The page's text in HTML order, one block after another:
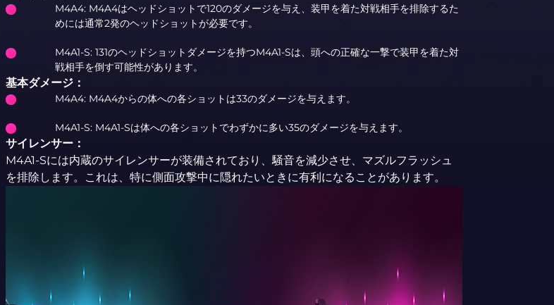
M4A4: M4A4はヘッドショットで120のダメージを与え、装甲を着た対戦相手を排除するた
めには通常2発のヘッドショットが必要です。
M4A1-S: 131のヘッドショットダメージを持つM4A1-Sは、頭への正確な一撃で装甲を着た対
戦相手を倒す可能性があります。
基本ダメージ：
M4A4: M4A4からの体への各ショットは33のダメージを与えます。
M4A1-S: M4A1-Sは体への各ショットでわずかに多い35のダメージを与えます。
サイレンサー：
M4A1-Sには内蔵のサイレンサーが装備されており、騒音を減少させ、マズルフラッシュ
を排除します。これは、特に側面攻撃中に隠れたいときに有利になることがあります。